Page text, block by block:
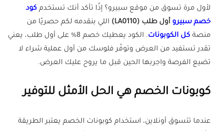
لأول مرة تسوق من موقع سبيرو؟ إذًا تأكد أنك تستخدم كود
خصم سبيرو أول طلب (LA0110)
اللي بنقدمه لكم حصريًا من
منصة كل الكوبونات
. الكود يعطيك خصم 8% على أول طلب، يعني
تقدر تستفيد من العرض وتوفّر فلوسك من أول عملية شراء لا
تضيع الفرصة واجربها الحين قبل ما يروح عليك العرض.
كوبونات الخصم هي الحل الأمثل للتوفير
عندما تتسوق أونلاين، استخدام كوبونات الخصم يعتبر الطريقة